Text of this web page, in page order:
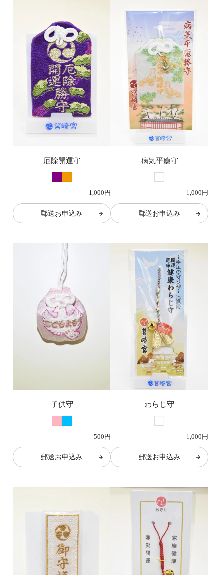
厄除開運守
1,000円
郵送お申込み
病気平癒守
1,000円
郵送お申込み
子供守
500円
郵送お申込み
わらじ守
1,000円
郵送お申込み